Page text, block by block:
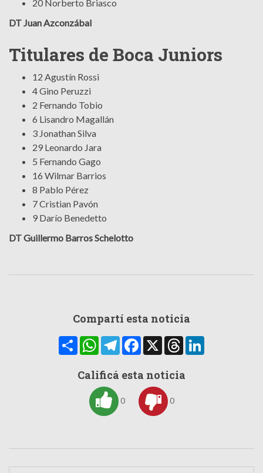
20 Norberto Briasco
DT Juan Azconzábal
Titulares de Boca Juniors
12 Agustín Rossi
4 Gino Peruzzi
2 Fernando Tobio
6 Lisandro Magallán
3 Jonathan Silva
29 Leonardo Jara
5 Fernando Gago
16 Wilmar Barrios
8 Pablo Pérez
7 Cristian Pavón
9 Darío Benedetto
DT Guillermo Barros Schelotto
Compartí esta noticia
CompartirWhatsAppTelegramFacebook
X Threads
Calificá esta noticia
0 0